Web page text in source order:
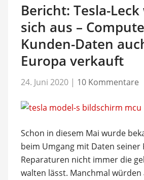
Bericht: Tesla-
sich aus –
Kunden-Daten
Europa verkauft
24. Juni 2020 | 10 Kommentare
Schon in diesem Mai wurde
beim Umgang mit Daten seiner
Reparaturen nicht immer die
walten lässt. Manchmal